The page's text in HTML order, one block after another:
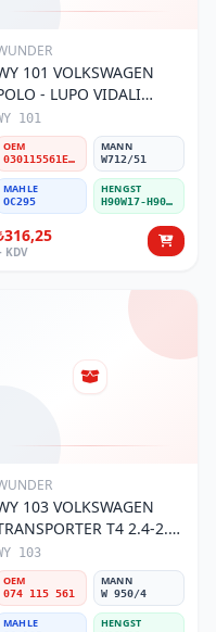
101 VOLKSWAGEN
- LUPO VIDALI
Yağ Filtresi
101
OEM
030115561E / 030115561AA / 030115561AB / 030115561AD
MANN
W712/51
MAHLE
OC295
HENGST
H90W17-H90W11
KDV
103 VOLKSWAGEN
T4 2.4-2.5
074 115 561 Yağ
103
OEM
074 115 561
MANN
W 950/4
MAHLE HENGST